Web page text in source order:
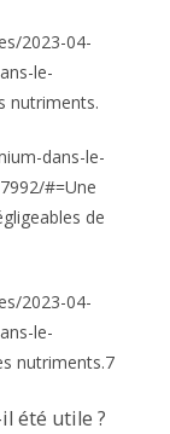
2023-04-
le-
nutriments.
dans-le-
#=Une
de
2023-04-
le-
nutriments.7
été utile ?